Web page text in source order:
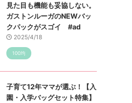
見た目も機能も妥協しない。
ガストンルーガのNEWバッ
クパックがスゴイ #ad
2025/4/18
100均
子育て12年ママが選ぶ！【入
園・入学バッグセット特集】